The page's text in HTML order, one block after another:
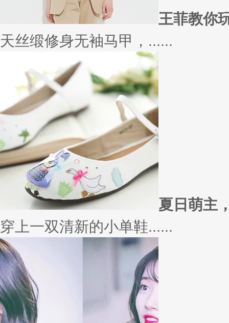
冬季绚烂，少不了羽绒服、毛呢